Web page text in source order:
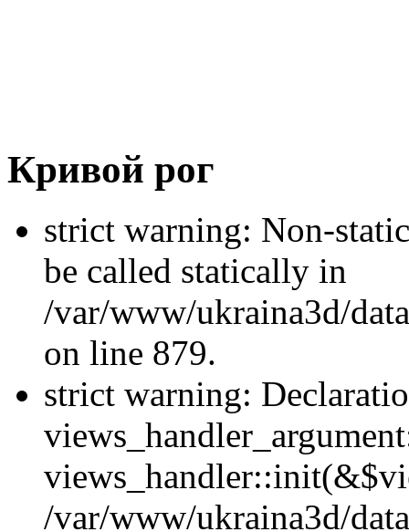
Кривой рог
strict warning: Non-
be called statically in
/var/www/ukraina3d/
on line 879.
strict warning:
/var/www/ukraina3d/